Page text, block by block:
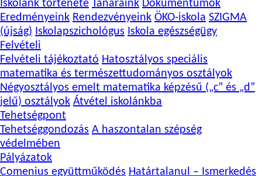
Iskolánk története Tanáraink Dokumentumok
Eredményeink Rendezvényeink ÖKO-iskola SZIGMA
(újság) Iskolapszichológus Iskola egészségügy
Felvételi
Felvételi tájékoztató Hatosztályos speciális
matematika és természettudományos osztályok
Négyosztályos emelt matematika képzésű („c” és „d”
jelű) osztályok Átvétel iskolánkba
Tehetségpont
Tehetséggondozás A haszontalan szépség
védelmében
Pályázatok
Comenius együttműködés Határtalanul – Ismerkedés